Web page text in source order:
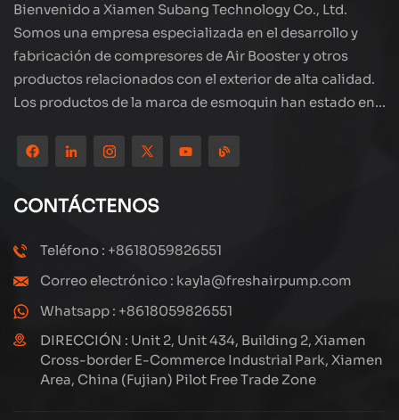
Bienvenido a Xiamen Subang Technology Co., Ltd.
Somos una empresa especializada en el desarrollo y
fabricación de compresores de Air Booster y otros
productos relacionados con el exterior de alta calidad.
Los productos de la marca de esmoquin han estado en
ubicada en el hermoso paisaje de la ciudad costera:
Xiamen, nuestros productos se exportan a más de 80
países y regiones, con una excelente calidad ha ganado
una amplia reputación internacional. Subang
Technology tiene un equipo de ventas profesional y un
estamos explorando y estudiando cómo actualizar
continuamente nuestros productos a través de la
innovación para satisfacer las crecientes necesidades
de los clientes. El enfoque central de la compañía en la
producción y fabricación de compresores de alta
CONTÁCTENOS
Teléfono : +8618059826551
Correo electrónico : kayla@freshairpump.com
Whatsapp : +8618059826551
DIRECCIÓN : Unit 2, Unit 434, Building 2, Xiamen
Cross-border E-Commerce Industrial Park, Xiamen
Area, China (Fujian) Pilot Free Trade Zone